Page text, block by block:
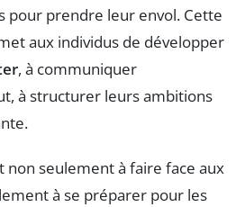
pour prendre leur envol. Cette
aux individus de développer
, à communiquer
à structurer leurs ambitions
non seulement à faire face aux
à se préparer pour les